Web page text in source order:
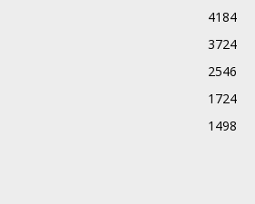
4184
3724
2546
1724
1498